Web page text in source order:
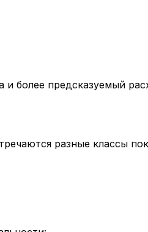
более предсказуемый
разные классы